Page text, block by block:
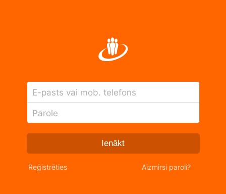
E-pasts vai mob. telefons
Parole
Ienākt
Reģistrēties Aizmirsi paroli?